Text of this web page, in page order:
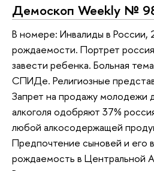
Демоскоп Weekly №
В номере: Инвалиды в России,
рождаемости. Портрет
завести ребенка. Больная
СПИДе. Религиозные
Запрет на продажу молодежи
алкоголя одобряют 37%
любой алкосодержащей
Предпочтение сыновей и его
рождаемость в Центральной